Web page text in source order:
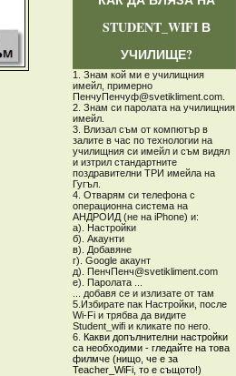
STUDENT_WIFI В
УЧИЛИЩЕ?
1. Знам кой ми е училищния
имейл, примерно
ПенчуПенчуф@svetikliment.com.
2. Знам си паролата на училищния
имейл.
3. Влизал съм от компютър в
залите в час по технологии на
училищния си имейл и съм видял
и изтрил стандартните
поздравителни ТРИ имейла на
Гугъл.
4. Отварям си телефона с
операционна система на
АНДРОИД (не на iPhone) и:
а). Настройки
б). Акаунти
в). Добавяне
г). Google акаунт
д). ПенчПенч@svetikliment.com
е). Паролата ...
... добавя се и излизате от там
5.Избирате пак Настройки, после
Wi-Fi и трябва да видите
Student_wifi и кликате по него.
6. Какви допълнителни настройки
са необходими - гледайте на това
филмче (нищо, че е за
Teacher_WiFi, то е същото!)